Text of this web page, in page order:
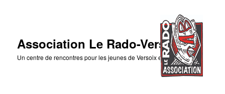
Association Le Rado-Versoix
Un centre de rencontres pour les jeunes de Versoix et des environs